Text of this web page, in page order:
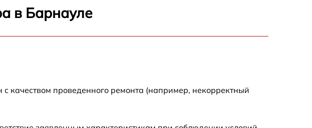
в Барнауле
качеством проведенного ремонта (например, некорректный